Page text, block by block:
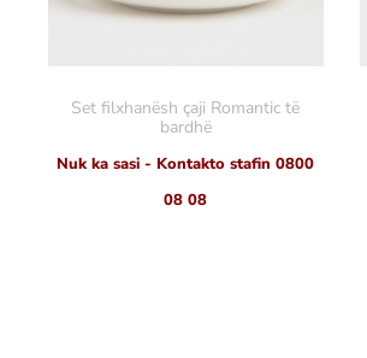
Set filxhanësh çaji Romantic të
bardhë
Nuk ka sasi - Kontakto stafin 0800
08 08